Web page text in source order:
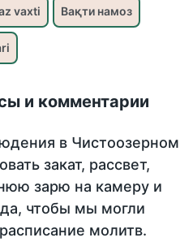
vaxti Вақти намоз
и комментарии
в Чистоозерном
закат, рассвет,
зарю на камеру и
чтобы мы могли
молитв.